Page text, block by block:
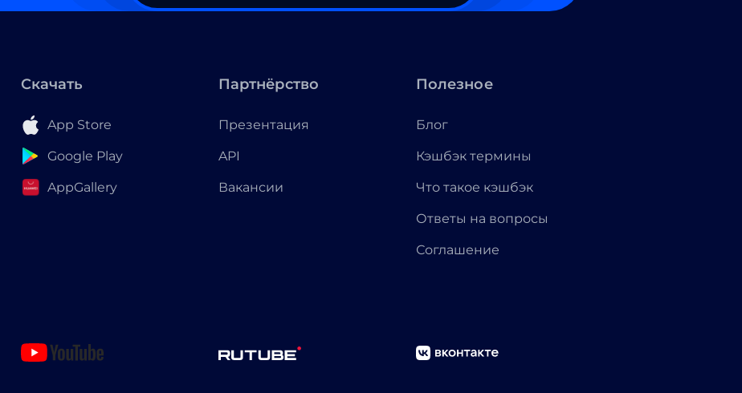
Скачать
App Store
Google Play
AppGallery
Партнёрство
Презентация
API
Вакансии
Полезное
Блог
Кэшбэк термины
Что такое кэшбэк
Ответы на вопросы
Соглашение